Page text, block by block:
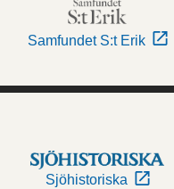
Samfundet S:t Erik
Sjöhistoriska